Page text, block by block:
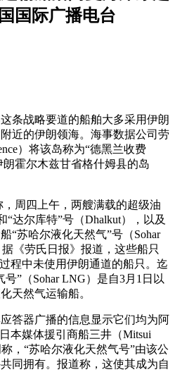
国际广播电台
条战略要道的船舶大多采用伊朗
近的伊朗领海。海事数据公司劳
）将该岛称为“德黑兰收费
朗霍尔木兹甘省格什姆县的岛
周四上午，两艘满载的超级油
“达尔库特”号（Dhalkut），以及
“苏哈尔液化天然气”号（Sohar
《劳氏日报》报道，这些船只
程中未使用伊朗通道的船只。迄
”（Sohar LNG）是自3月1日以
天然气运输船。
答器广播的信息显示它们均为阿
本媒体援引商船三井（Mitsui
，“苏哈尔液化天然气号”由该公
同拥有。报道称，这使其成为自